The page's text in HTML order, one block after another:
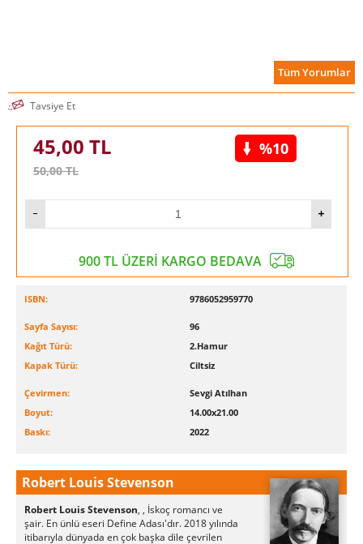
Tüm Yorumlar
Tavsiye Et
45,00 TL
50,00TL
%10
900 TL ÜZERİ KARGO BEDAVA
ISBN: 9786052959770
Sayfa Sayısı:
96
Kağıt Türü:
2.Hamur
Kapak Türü:
Ciltsiz
Çevirmen:
Sevgi Atılhan
Boyut:
14.00x21.00
Baskı:
2022
Robert Louis Stevenson
Robert Louis Stevenson, , İskoç romancı ve
şair. En ünlü eseri Define Adası'dır. 2018 yılında
itibarıyla dünyada en çok başka dile çevrilen